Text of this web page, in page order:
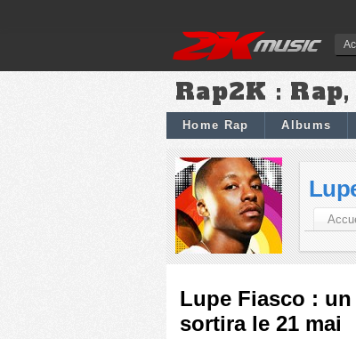
Rap2K :
Home Rap Albums
Lupe Fiasco :
sortira le 21 mai